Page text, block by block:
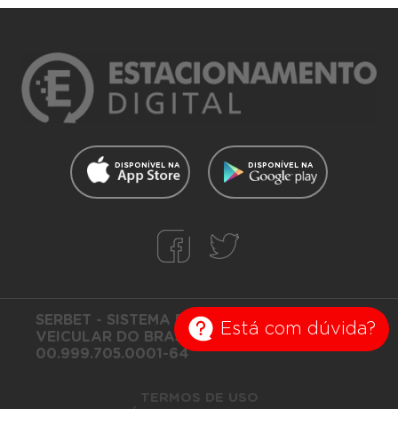
DISPONÍVEL NA DISPONÍVEL NA
SERBET - SISTEMA DE ESTACIONAMENTO
VEICULAR DO BRASIL SA CNPJ
00.999.705.0001-64
TERMOS DE USO
Está com dúvida?